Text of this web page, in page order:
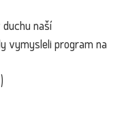
naší
vymysleli program na